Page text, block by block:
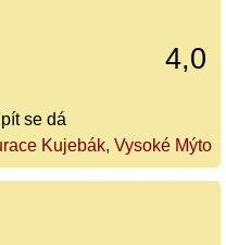
4,0
se dá
Kujebák, Vysoké Mýto